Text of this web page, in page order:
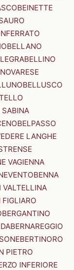
BEINETTE
BELLANO
BELLINO
BELLUSCO
BELPASSO
LANGHE
VAGIENNA
BENNA
VALTELLINA
FIGLIARO
BERGANTINO
BERNAREGGIO
BERTINORO
PIETRO
INFERIORE